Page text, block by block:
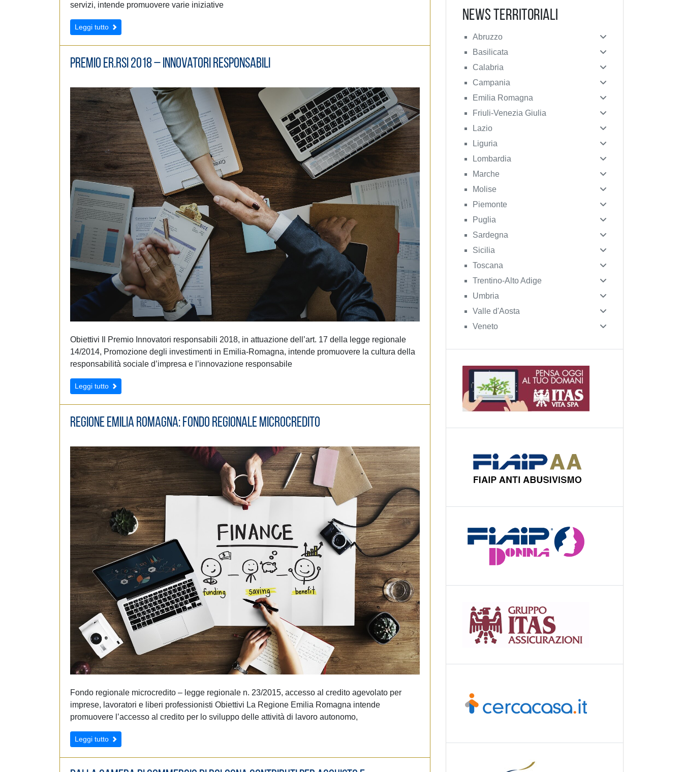
servizi, intende promuovere varie iniziative
Leggi tutto
Premio ER.Rsi 2018 – Innovatori responsabili
Obiettivi Il Premio Innovatori responsabili 2018, in attuazione dell’art. 17 della legge regionale
14/2014, Promozione degli investimenti in Emilia-Romagna, intende promuovere la cultura della
responsabilità sociale d’impresa e l’innovazione responsabile
Leggi tutto
Regione Emilia Romagna: Fondo regionale microcredito
Fondo regionale microcredito – legge regionale n. 23/2015, accesso al credito agevolato per
imprese, lavoratori e liberi professionisti Obiettivi La Regione Emilia Romagna intende
promuovere l’accesso al credito per lo sviluppo delle attività di lavoro autonomo,
Leggi tutto
News Territoriali
Abruzzo
Basilicata
Calabria
Campania
Emilia Romagna
Friuli-Venezia Giulia
Lazio
Liguria
Lombardia
Marche
Molise
Piemonte
Puglia
Sardegna
Sicilia
Toscana
Trentino-Alto Adige
Umbria
Valle d'Aosta
Veneto